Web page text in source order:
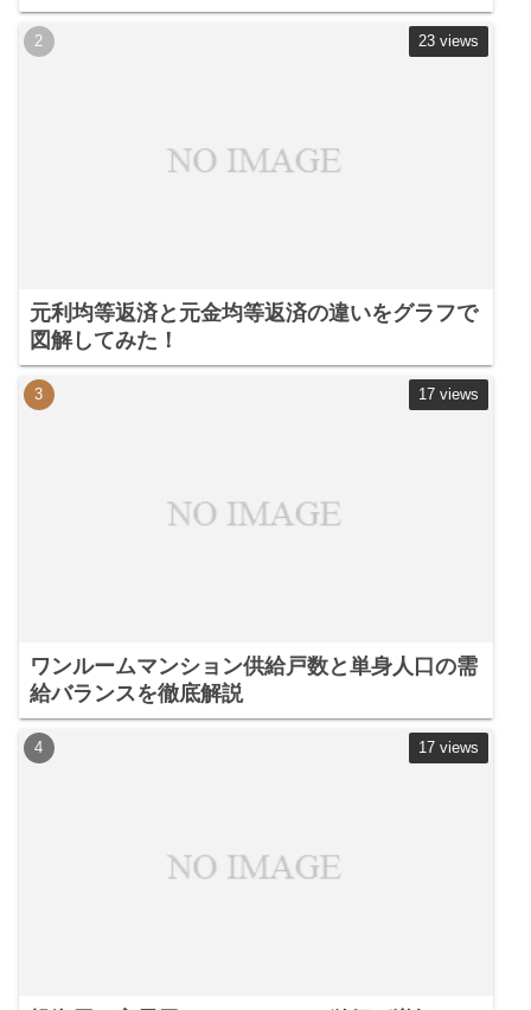
元利均等返済と元金均等返済の違いをグラフで
図解してみた！
23 views
ワンルームマンション供給戸数と単身人口の需
給バランスを徹底解説
17 views
17 views